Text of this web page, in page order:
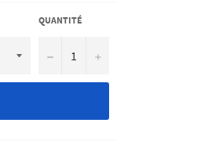
QUANTITÉ
− +